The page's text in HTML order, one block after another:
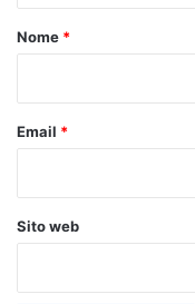
o
Nome *
Email *
Sito web